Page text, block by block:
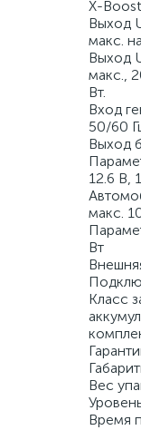
X-
Выход
макс.
Выход
макс.,
Вт.
Вход
50/60
Выход
12.6 В,
макс.
Вт
Класс
Вес
Время